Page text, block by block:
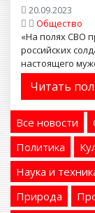
20.09.2023
Общество
«На полях СВО
российских
настоящего
патриотизма»,
Читать
Все новости
Политика
Наука и
Природа